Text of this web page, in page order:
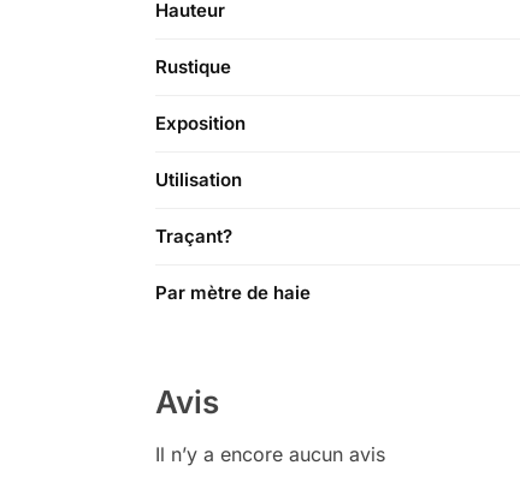
Hauteur
Rustique
Exposition
Utilisation
Traçant?
Par mètre de haie
Avis
Il n’y a encore aucun avis